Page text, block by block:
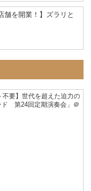
舗を開業！】ズラリと
不要】世代を超えた迫力の
ド 第24回定期演奏会」＠